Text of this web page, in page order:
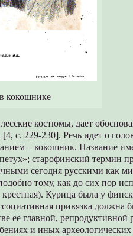
кокошнике
костюмы, дает
с. 229-230]. Речь идет о
– кокошник. Название
старофинский термин
сегодня русскими как
тому, как до сих пор
Курица была у
привязка должна
ее главной,
и иных археологических